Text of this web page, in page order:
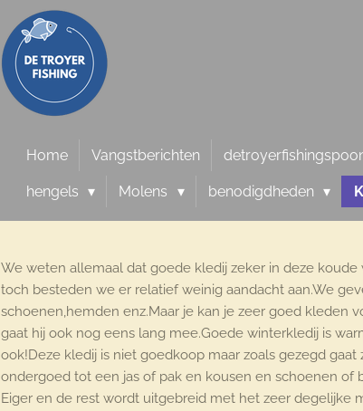
Home Vangstberichten
hengels Molens benodigdheden
We weten allemaal dat goede kledij zeker in deze
toch besteden we er relatief weinig aandacht aan.We
schoenen,hemden enz.Maar je kan je zeer goed kleden
gaat hij ook nog eens lang mee.Goede winterkledij is
ook!Deze kledij is niet goedkoop maar zoals gezegd
ondergoed tot een jas of pak en kousen en schoenen
Eiger en de rest wordt uitgebreid met het zeer degelijke